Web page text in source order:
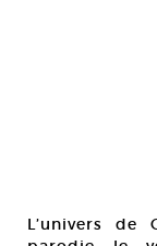
L’univers de